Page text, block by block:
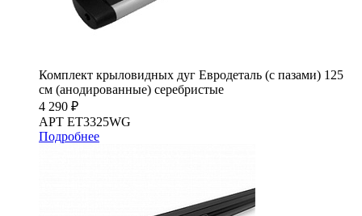
Комплект крыловидных дуг Евродеталь (с пазами) 125
см (анодированные) серебристые
4 290 ₽
АРТ ET3325WG
Подробнее